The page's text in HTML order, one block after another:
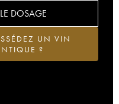
DOSAGE
UN VIN
?